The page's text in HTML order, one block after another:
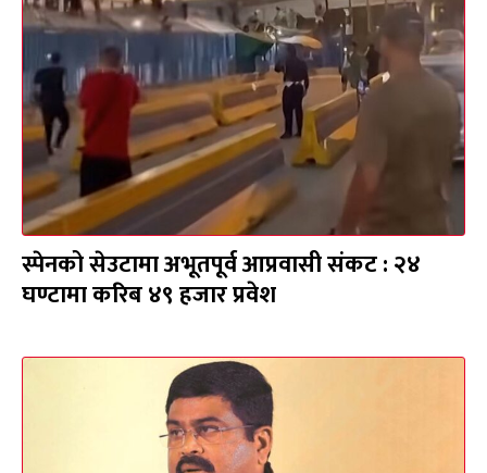
स्पेनको सेउटामा अभूतपूर्व आप्रवासी संकट : २४
घण्टामा करिब ४९ हजार प्रवेश